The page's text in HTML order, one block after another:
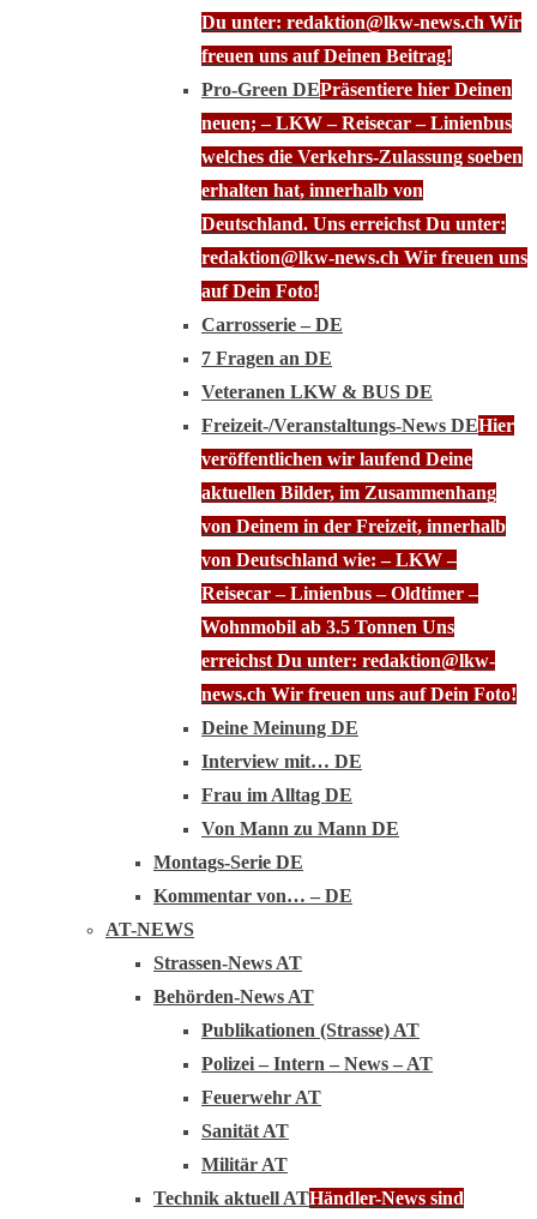
Du unter: redaktion@lkw-news.ch Wir
freuen uns auf Deinen Beitrag!
Pro-Green DEPräsentiere hier Deinen
neuen; – LKW – Reisecar – Linienbus
welches die Verkehrs-Zulassung soeben
erhalten hat, innerhalb von
Deutschland. Uns erreichst Du unter:
redaktion@lkw-news.ch Wir freuen uns
auf Dein Foto!
Carrosserie – DE
7 Fragen an DE
Veteranen LKW & BUS DE
Freizeit-/Veranstaltungs-News DEHier
veröffentlichen wir laufend Deine
aktuellen Bilder, im Zusammenhang
von Deinem in der Freizeit, innerhalb
von Deutschland wie: – LKW –
Reisecar – Linienbus – Oldtimer –
Wohnmobil ab 3.5 Tonnen Uns
erreichst Du unter: redaktion@lkw-
news.ch Wir freuen uns auf Dein Foto!
Deine Meinung DE
Interview mit… DE
Frau im Alltag DE
Von Mann zu Mann DE
Montags-Serie DE
Kommentar von… – DE
AT-NEWS
Strassen-News AT
Behörden-News AT
Publikationen (Strasse) AT
Polizei – Intern – News – AT
Feuerwehr AT
Sanität AT
Militär AT
Technik aktuell ATHändler-News sind